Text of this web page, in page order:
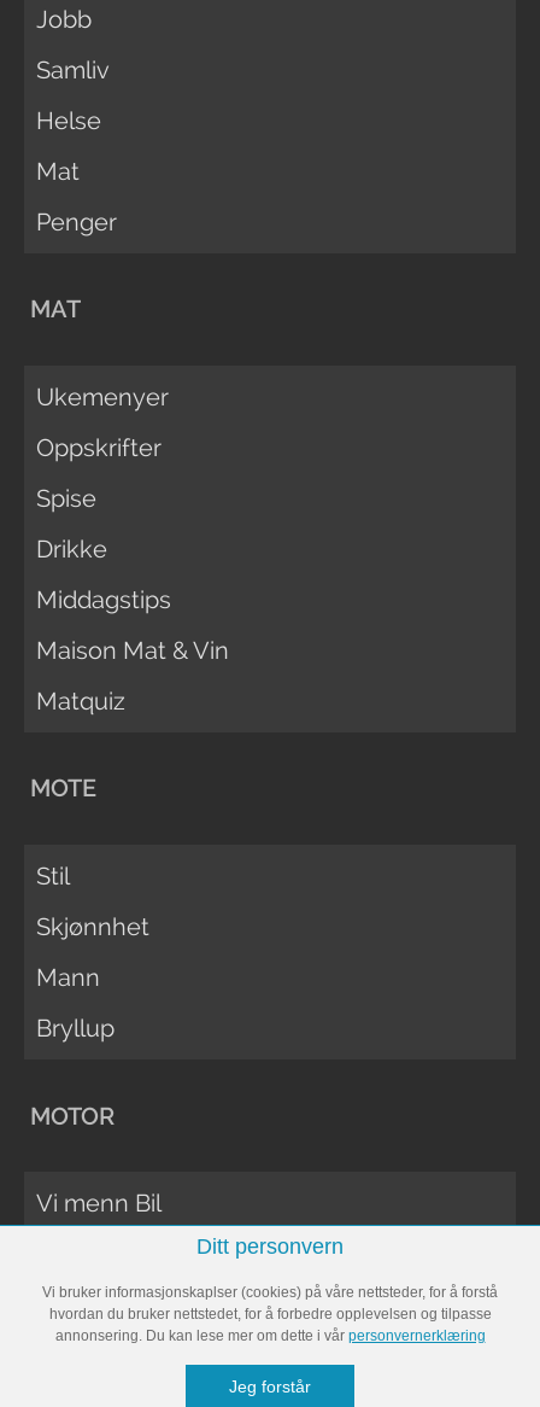
Jobb
Samliv
Helse
Mat
Penger
MAT
Ukemenyer
Oppskrifter
Spise
Drikke
Middagstips
Maison Mat & Vin
Matquiz
MOTE
Stil
Skjønnhet
Mann
Bryllup
MOTOR
Vi menn Bil
Vi Menn Båt
Ditt personvern
Vi bruker informasjonskaplser (cookies) på våre nettsteder, for å forstå
hvordan du bruker nettstedet, for å forbedre opplevelsen og tilpasse
annonsering. Du kan lese mer om dette i vår personvernerklæring
Jeg forstår